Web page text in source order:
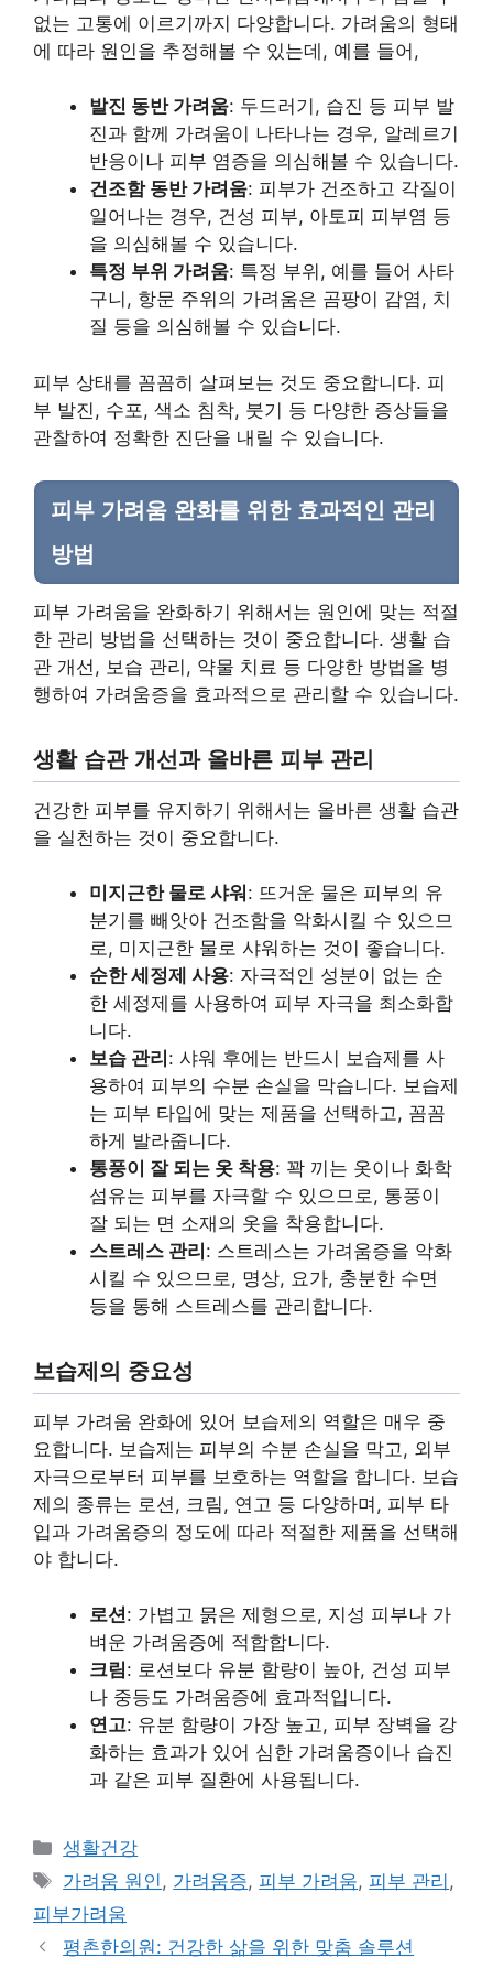
없는 고통에 이르기까지 다양합니다. 가려움의 형태
에 따라 원인을 추정해볼 수 있는데, 예를 들어,
발진 동반 가려움: 두드러기, 습진 등 피부 발
진과 함께 가려움이 나타나는 경우, 알레르기
반응이나 피부 염증을 의심해볼 수 있습니다.
건조함 동반 가려움: 피부가 건조하고 각질이
일어나는 경우, 건성 피부, 아토피 피부염 등
을 의심해볼 수 있습니다.
특정 부위 가려움: 특정 부위, 예를 들어 사타
구니, 항문 주위의 가려움은 곰팡이 감염, 치
질 등을 의심해볼 수 있습니다.
피부 상태를 꼼꼼히 살펴보는 것도 중요합니다. 피
부 발진, 수포, 색소 침착, 붓기 등 다양한 증상들을
관찰하여 정확한 진단을 내릴 수 있습니다.
피부 가려움 완화를 위한 효과적인 관리
방법
피부 가려움을 완화하기 위해서는 원인에 맞는 적절
한 관리 방법을 선택하는 것이 중요합니다. 생활 습
관 개선, 보습 관리, 약물 치료 등 다양한 방법을 병
행하여 가려움증을 효과적으로 관리할 수 있습니다.
생활 습관 개선과 올바른 피부 관리
건강한 피부를 유지하기 위해서는 올바른 생활 습관
을 실천하는 것이 중요합니다.
미지근한 물로 샤워 : 뜨거운 물은 피부의 유
분기를 빼앗아 건조함을 악화시킬 수 있으므
로, 미지근한 물로 샤워하는 것이 좋습니다.
순한 세정제 사용: 자극적인 성분이 없는 순
한 세정제를 사용하여 피부 자극을 최소화합
니다.
보습 관리 : 샤워 후에는 반드시 보습제를 사
용하여 피부의 수분 손실을 막습니다. 보습제
는 피부 타입에 맞는 제품을 선택하고, 꼼꼼
하게 발라줍니다.
통풍이 잘 되는 옷 착용: 꽉 끼는 옷이나 화학
섬유는 피부를 자극할 수 있으므로, 통풍이
잘 되는 면 소재의 옷을 착용합니다.
스트레스 관리 : 스트레스는 가려움증을 악화
시킬 수 있으므로, 명상, 요가, 충분한 수면
등을 통해 스트레스를 관리합니다.
보습제의 중요성
피부 가려움 완화에 있어 보습제의 역할은 매우 중
요합니다. 보습제는 피부의 수분 손실을 막고, 외부
자극으로부터 피부를 보호하는 역할을 합니다. 보습
제의 종류는 로션, 크림, 연고 등 다양하며, 피부 타
입과 가려움증의 정도에 따라 적절한 제품을 선택해
야 합니다.
로션: 가볍고 묽은 제형으로, 지성 피부나 가
벼운 가려움증에 적합합니다.
크림: 로션보다 유분 함량이 높아, 건성 피부
나 중등도 가려움증에 효과적입니다.
연고: 유분 함량이 가장 높고, 피부 장벽을 강
화하는 효과가 있어 심한 가려움증이나 습진
과 같은 피부 질환에 사용됩니다.
Categories
생활건강
Tags
가려움 원인, 가려움증, 피부 가려움, 피부 관리 ,
피부가려움
평촌한의원: 건강한 삶을 위한 맞춤 솔루션